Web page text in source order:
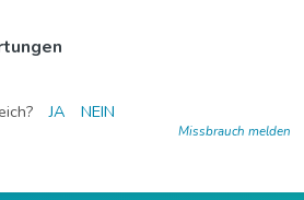
JA NEIN
Missbrauch melden